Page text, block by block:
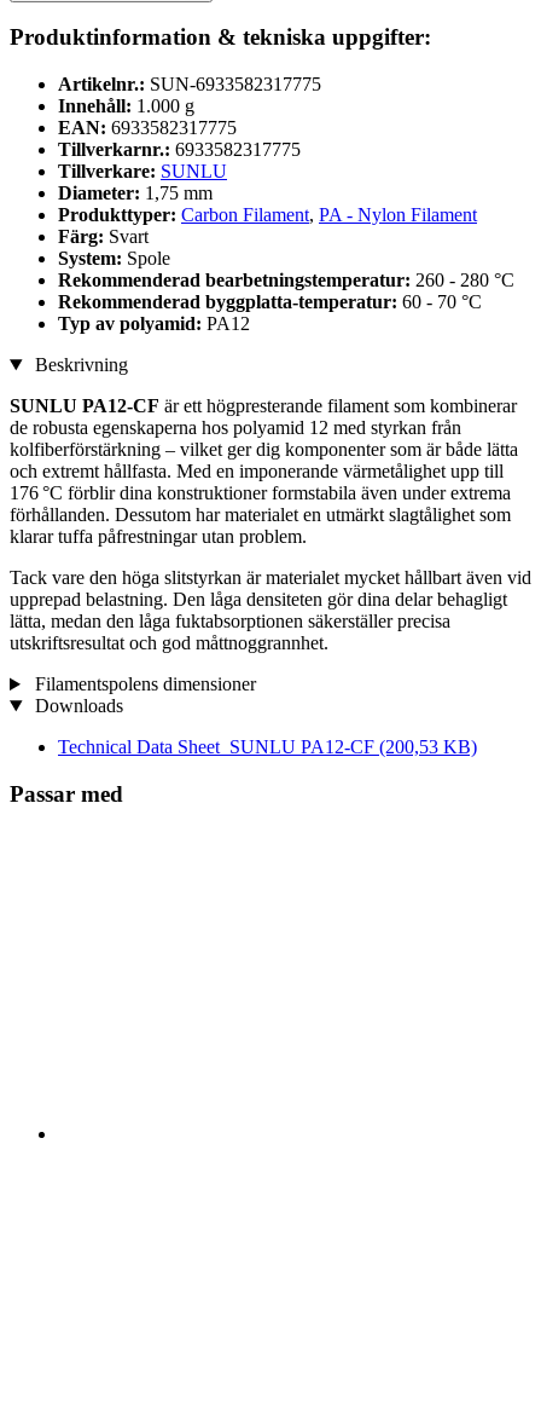
Produktinformation & tekniska uppgifter:
Artikelnr.: SUN-6933582317775
Innehåll: 1.000 g
EAN: 6933582317775
Tillverkarnr.: 6933582317775
Tillverkare: SUNLU
Diameter: 1,75 mm
Produkttyper: Carbon Filament, PA - Nylon Filament
Färg: Svart
System: Spole
Rekommenderad bearbetningstemperatur: 260 - 280 °C
Rekommenderad byggplatta-temperatur: 60 - 70 °C
Typ av polyamid: PA12
Beskrivning
SUNLU PA12-CF är ett högpresterande filament som kombinerar
de robusta egenskaperna hos polyamid 12 med styrkan från
kolfiberförstärkning – vilket ger dig komponenter som är både lätta
och extremt hållfasta. Med en imponerande värmetålighet upp till
176 °C förblir dina konstruktioner formstabila även under extrema
förhållanden. Dessutom har materialet en utmärkt slagtålighet som
klarar tuffa påfrestningar utan problem.
Tack vare den höga slitstyrkan är materialet mycket hållbart även vid
upprepad belastning. Den låga densiteten gör dina delar behagligt
lätta, medan den låga fuktabsorptionen säkerställer precisa
utskriftsresultat och god måttnoggrannhet.
Filamentspolens dimensioner
Downloads
Technical Data Sheet_SUNLU PA12-CF (200,53 KB)
Passar med